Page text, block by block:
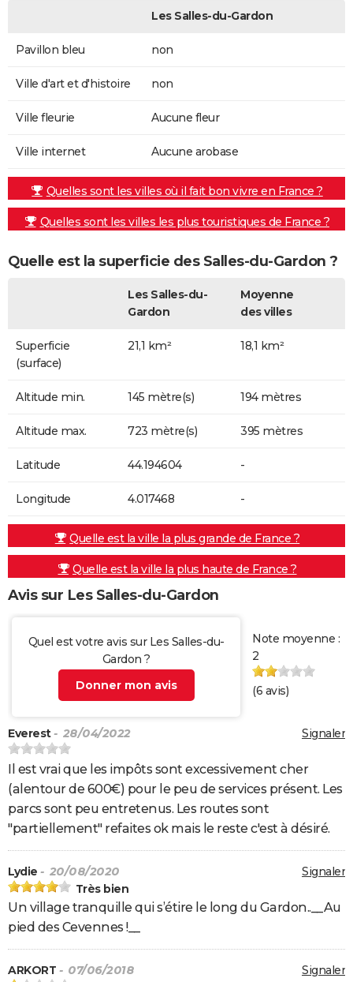
Les Salles-du-Gardon
Pavillon bleu non
Ville d'art et d'histoire non
Ville fleurie Aucune fleur
Ville internet Aucune arobase
Quelles sont les villes où il fait bon vivre en France ?
Quelles sont les villes les plus touristiques de France ?
Quelle est la superficie des Salles-du-Gardon ?
Les Salles-du-
Gardon
Moyenne
des villes
Superficie
(surface)
21,1 km² 18,1 km²
Altitude min. 145 mètre(s) 194 mètres
Altitude max. 723 mètre(s) 395 mètres
Latitude 44.194604 -
Longitude 4.017468 -
Quelle est la ville la plus grande de France ?
Quelle est la ville la plus haute de France ?
Avis sur Les Salles-du-Gardon
Quel est votre avis sur Les Salles-du-
Gardon ?
Donner mon avis
Note moyenne :
2
(6 avis)
Signaler
Everest- 28/04/2022
Il est vrai que les impôts sont excessivement cher
(alentour de 600€) pour le peu de services présent. Les
parcs sont peu entretenus. Les routes sont
"partiellement" refaites ok mais le reste c'est à désiré.
Signaler
Lydie - 20/08/2020
Très bien
Un village tranquille qui s’étire le long du Gardon..__Au
pied des Cevennes !__
Signaler
ARKORT - 07/06/2018